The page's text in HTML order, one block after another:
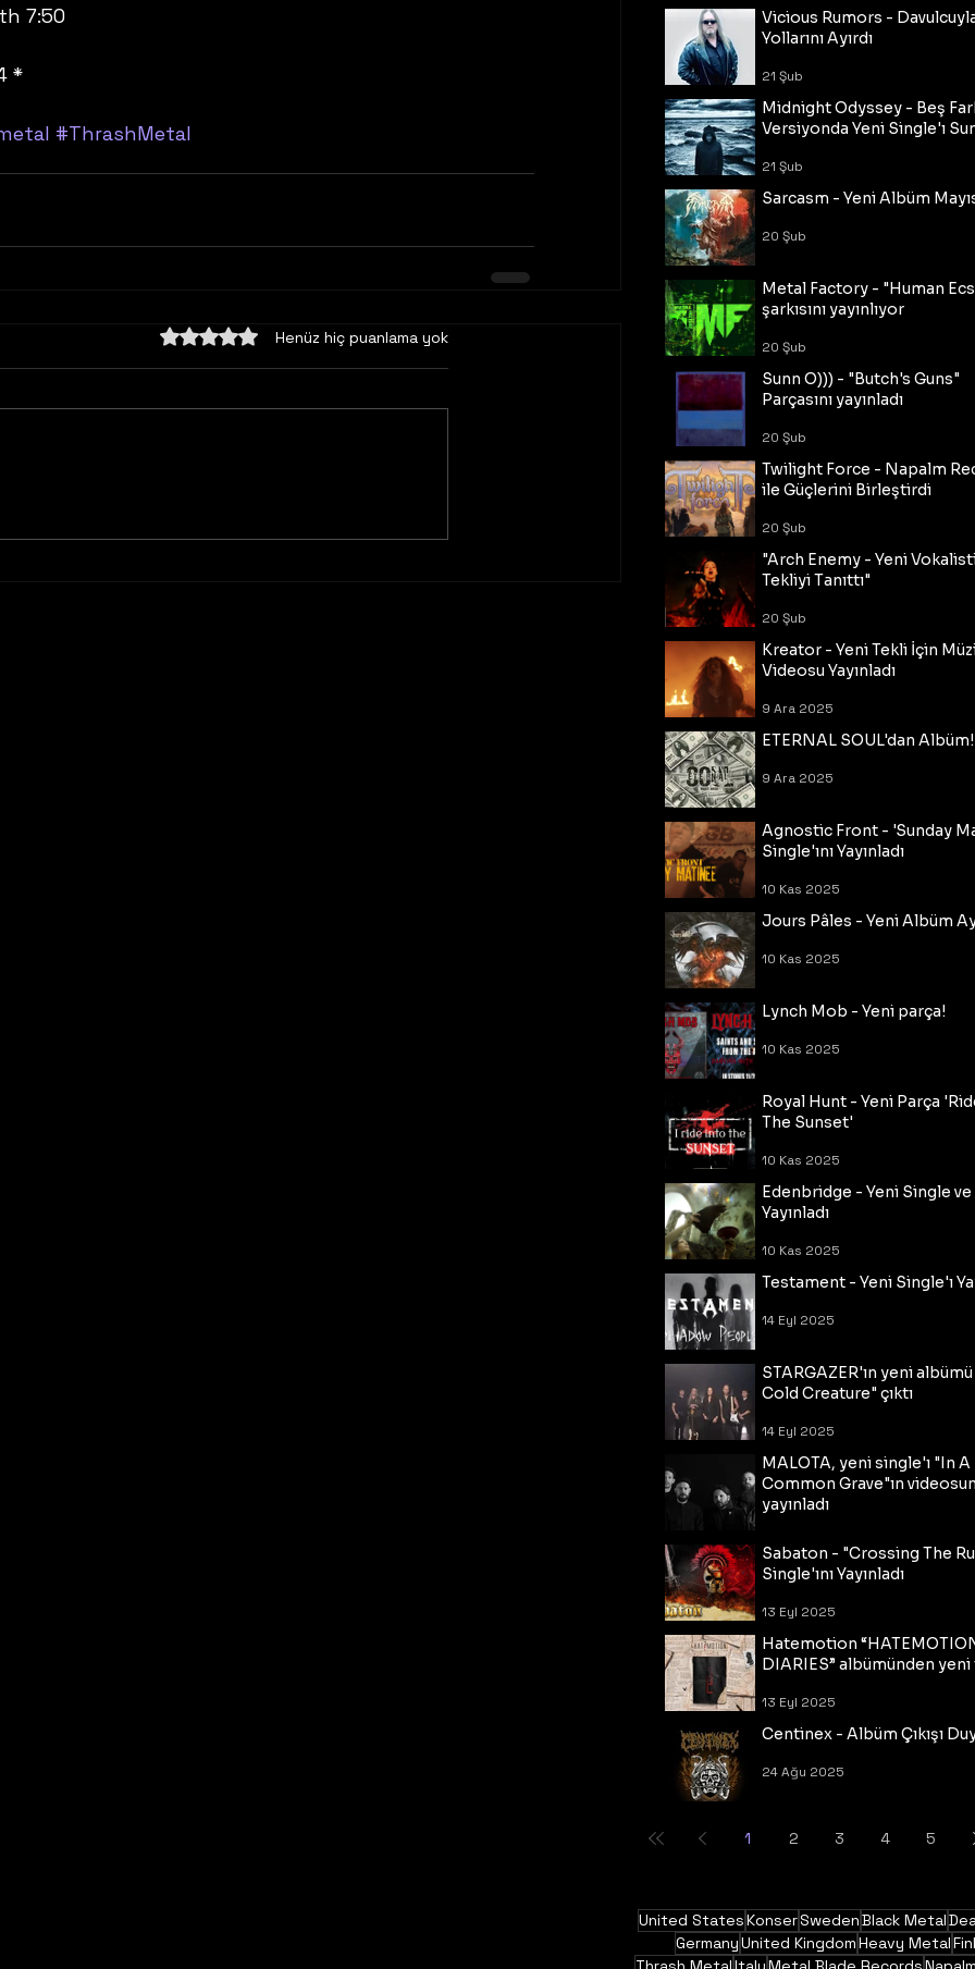
7:50
*
#ThrashMetal
5 üzerinden 0 yıldızHenüz hiç puanlama yok
Vicious Rumors -
Yollarını Ayırdı
21 Şub
Midnight Odyssey - Beş
Versiyonda Yeni Single'ı
21 Şub
Sarcasm - Yeni Albüm
20 Şub
Metal Factory - "Human
şarkısını yayınlıyor
20 Şub
Sunn O))) - "Butch's Guns"
Parçasını yayınladı
20 Şub
Twilight Force - Napalm
ile Güçlerini Birleştirdi
20 Şub
"Arch Enemy - Yeni
Tekliyi Tanıttı"
20 Şub
Kreator - Yeni Tekli İçin
Videosu Yayınladı
9 Ara 2025
ETERNAL SOUL'dan Albüm!
9 Ara 2025
Agnostic Front - 'Sunday
Single'ını Yayınladı
10 Kas 2025
Jours Pâles - Yeni Albüm
10 Kas 2025
Lynch Mob - Yeni parça!
10 Kas 2025
Royal Hunt - Yeni Parça
The Sunset'
10 Kas 2025
Edenbridge - Yeni Single
Yayınladı
10 Kas 2025
Testament - Yeni Single'ı
14 Eyl 2025
STARGAZER'ın yeni
Cold Creature" çıktı
14 Eyl 2025
MALOTA, yeni single'ı "In A
Common Grave"ın
yayınladı
Sabaton - "Crossing The
Single'ını Yayınladı
13 Eyl 2025
Hatemotion
DIARIES” albümünden
13 Eyl 2025
Centinex - Albüm Çıkışı
24 Ağu 2025
1 2 3 4 5
United StatesKonserSwedenBlack Metal
GermanyUnited KingdomHeavy Metal